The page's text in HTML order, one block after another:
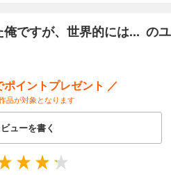
ですが、世界的には... のユ
イントプレゼント ／
品が対象となります
ューを書く